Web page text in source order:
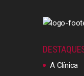
A Clínica